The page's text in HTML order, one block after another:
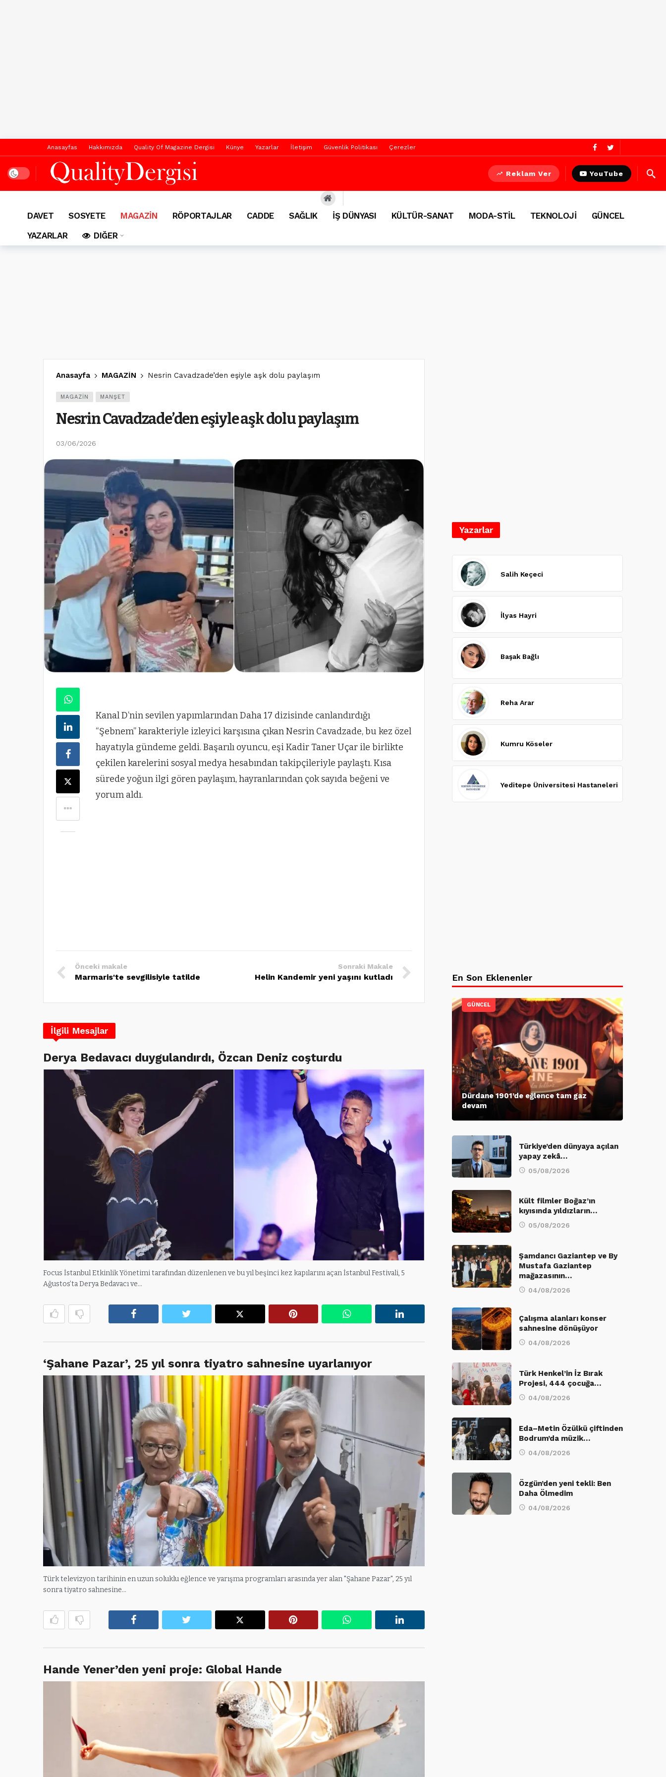
Anasayfas Hakkımızda Quality Of Magazine Dergisi Künye Yazarlar İletişim Güvenlik Politikası Çerezler
Dark mode Reklam Ver YouTube
DAVET SOSYETE MAGAZİN RÖPORTAJLAR CADDE SAĞLIK İŞ DÜNYASI KÜLTÜR-SANAT MODA-STİL TEKNOLOJİ
GÜNCEL
YAZARLAR
DIĞER
Anasayfa MAGAZİN Nesrin Cavadzade’den eşiyle aşk dolu paylaşım
MAGAZİN MANŞET
Nesrin Cavadzade’den eşiyle aşk dolu paylaşım
03/06/2026
Kanal D’nin sevilen yapımlarından Daha 17 dizisinde canlandırdığı
“Şebnem” karakteriyle izleyici karşısına çıkan Nesrin Cavadzade, bu kez özel
hayatıyla gündeme geldi. Başarılı oyuncu, eşi Kadir Taner Uçar ile birlikte
çekilen karelerini sosyal medya hesabından takipçileriyle paylaştı. Kısa
sürede yoğun ilgi gören paylaşım, hayranlarından çok sayıda beğeni ve
yorum aldı.
Önceki makale
Marmaris'te sevgilisiyle tatilde
Sonraki Makale
Helin Kandemir yeni yaşını kutladı
İlgili Mesajlar
Derya Bedavacı duygulandırdı, Özcan Deniz coşturdu
Focus İstanbul Etkinlik Yönetimi tarafından düzenlenen ve bu yıl beşinci kez kapılarını açan İstanbul Festivali, 5
Ağustos’ta Derya Bedavacı ve…
‘Şahane Pazar’, 25 yıl sonra tiyatro sahnesine uyarlanıyor
Türk televizyon tarihinin en uzun soluklu eğlence ve yarışma programları arasında yer alan "Şahane Pazar", 25 yıl
sonra tiyatro sahnesine…
Hande Yener’den yeni proje: Global Hande
Yazarlar
Salih Keçeci
İlyas Hayri
Başak Bağlı
Reha Arar
Kumru Köseler
Yeditepe Üniversitesi Hastaneleri
En Son Eklenenler
GÜNCEL
Dürdane 1901’de eğlence tam gaz
devam
Türkiye’den dünyaya açılan
yapay zekâ…
05/08/2026
Kült filmler Boğaz’ın
kıyısında yıldızların…
05/08/2026
Şamdancı Gaziantep ve By
Mustafa Gaziantep
mağazasının…
04/08/2026
Çalışma alanları konser
sahnesine dönüşüyor
04/08/2026
Türk Henkel’in İz Bırak
Projesi, 444 çocuğa…
04/08/2026
Eda–Metin Özülkü çiftinden
Bodrum’da müzik…
04/08/2026
Özgün’den yeni tekli: Ben
Daha Ölmedim
04/08/2026